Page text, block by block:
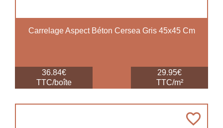
Carrelage Aspect Béton Cersea Gris 45x45 Cm
36.84€
TTC/boîte
29.95€
TTC/m²
favorite_border